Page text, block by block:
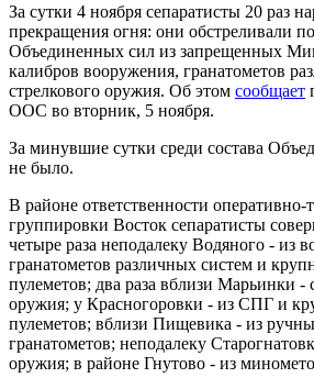
За сутки 4 ноября сепаратисты 20 раз
прекращения огня: они обстреливали
Объединенных сил из запрещенных
калибров вооружения, гранатометов
стрелкового оружия. Об этом сообщает
ООС во вторник, 5 ноября.
За минувшие сутки среди состава
не было.
В районе ответственности оперативно-
группировки Восток сепаратисты
четыре раза неподалеку Водяного - из
гранатометов различных систем и
пулеметов; два раза вблизи Марьинки -
оружия; у Красногоровки - из СПГ и
пулеметов; вблизи Пищевика - из
гранатометов; неподалеку
оружия; в районе Гнутово - из